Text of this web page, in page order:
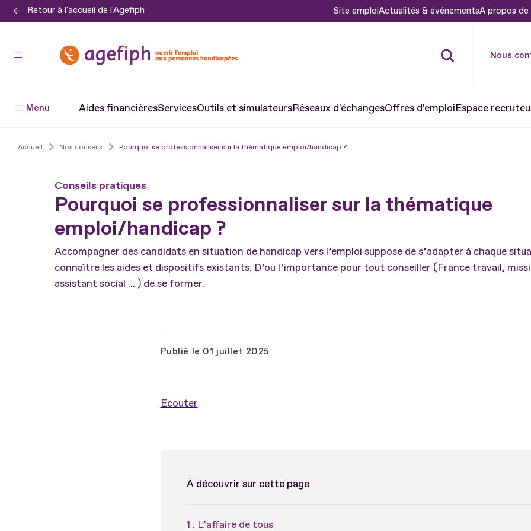
Aller
contenu
Retour à l'accueil de l'Agefiph Site emploiActualités & événementsA propos de
Nous
Menu Aides financièresServicesOutils et simulateursRéseaux d'échangesOffres d'emploiEspace
Accueil Nos conseils Pourquoi se professionnaliser sur la thématique emploi/handicap ?
Conseils pratiques
Pourquoi se professionnaliser sur la thématique
emploi/handicap ?
Accompagner des candidats en situation de handicap vers l’emploi suppose de s’adapter à chaque
connaître les aides et dispositifs existants. D’où l’importance pour tout conseiller (France travail,
assistant social ... ) de se former.
Publié le 01 juillet 2025
Ecouter
À découvrir sur cette page
L’affaire de tous